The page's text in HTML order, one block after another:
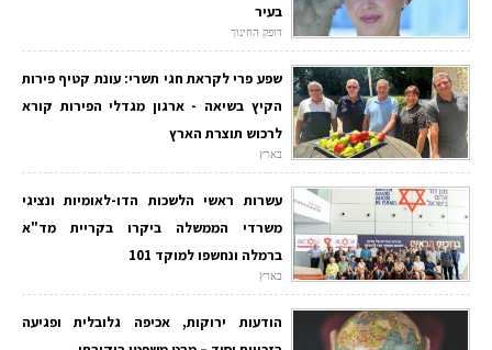
בעיר
דופק החינוך
שפע פרי לקראת חגי תשרי: עונת קטיף פירות
הקיץ בשיאה - ארגון מגדלי הפירות קורא
לרכוש תוצרת הארץ
בארץ
עשרות ראשי הלשכות הדו-לאומיות ונציגי
משרדי הממשלה ביקרו בקריית מד"א
ברמלה ונחשפו למוקד 101
בארץ
הודעות ירוקות, אכיפה גלובלית ופגיעה